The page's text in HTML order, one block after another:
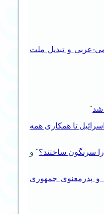
عربی و تبدیل ملت
شد"
تا همکاری همه
را سرنگون ساختند؟" و
و پدرمعنوی جمهوری